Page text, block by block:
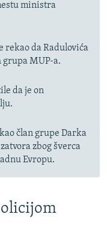
ministra
rekao da Radulovića
MUP-a.
da je on
član grupe Darka
zbog šverca
Evropu.